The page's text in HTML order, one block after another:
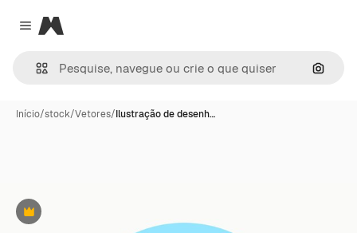
Close menu
Magnific
Início/stock/Vetores/Ilustração de desenh…
Premium